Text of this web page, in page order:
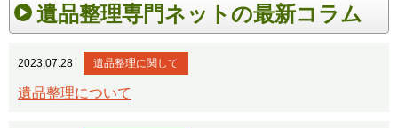
遺品整理専門ネットの最新コラム
2023.07.28 遺品整理に関して
遺品整理について